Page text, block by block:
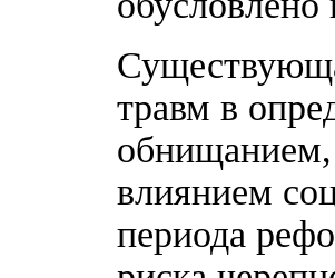
травм в
обнищанием,
влиянием
периода